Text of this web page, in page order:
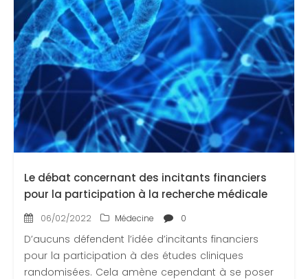
Le débat concernant des incitants financiers
pour la participation à la recherche médicale
06/02/2022 Médecine 0
D’aucuns défendent l’idée d’incitants financiers
pour la participation à des études cliniques
randomisées. Cela amène cependant à se poser